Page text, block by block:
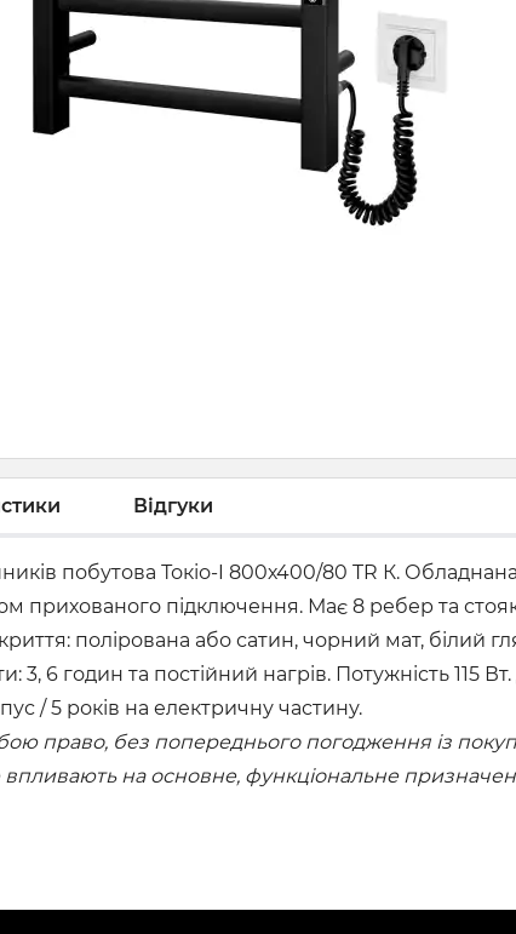
Відгуки
побутова Токіо-I 800х400/80 TR К.
прихованого підключення. Має 8 ребер та
полірована або сатин, чорний мат, білий
3, 6 годин та постійний нагрів. Потужність
/ 5 років на електричну частину.
право, без попереднього погодження із
впливають на основне, функціональне